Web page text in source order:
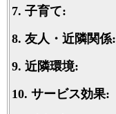
7. 子育て:
8. 友人・近隣関係:
9. 近隣環境:
10. サービス効果: